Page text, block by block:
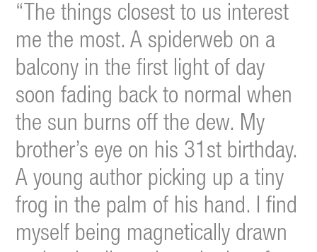
“The things closest to us interest
me the most. A spiderweb on a
balcony in the first light of day
soon fading back to normal when
the sun burns off the dew. My
brother’s eye on his 31st birthday.
A young author picking up a tiny
frog in the palm of his hand. I find
myself being magnetically drawn